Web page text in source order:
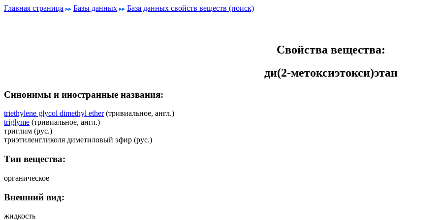
Главная страница Базы данных База данных свойств веществ (поиск)
Свойства вещества:
ди(2-метоксиэтокси)этан
Синонимы и иностранные названия:
triethylene glycol dimethyl ether(тривиальное, англ.)
triglyme (тривиальное, англ.)
триглим (рус.)
триэтиленгликоля диметиловый эфир (рус.)
Тип вещества:
органическое
Внешний вид:
жидкость